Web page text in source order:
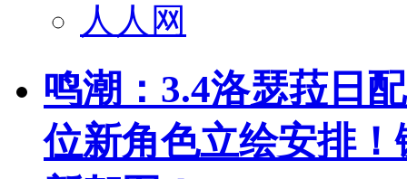
人人网
鸣潮：3.4洛瑟菈日
位新角色立绘安排